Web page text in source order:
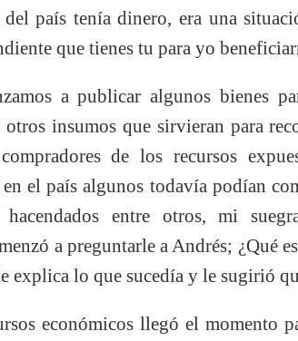
país tenía dinero, era una
que tienes tu para yo
a publicar algunos bienes
otros insumos que sirvieran para
de los recursos
el país algunos todavía podían
entre otros, mi
a preguntarle a Andrés; ¿Qué
explica lo que sucedía y le sugirió
económicos llegó el momento